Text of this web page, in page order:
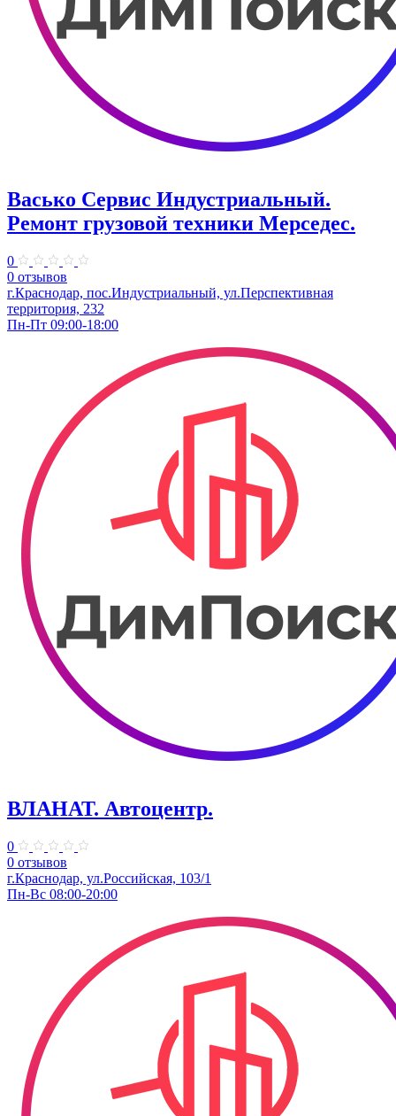
Васько Сервис Индустриальный.
Ремонт грузовой техники Мерседес.
0
0 отзывов
г.Краснодар, пос.Индустриальный, ул.Перспективная
территория, 232
Пн-Пт 09:00-18:00
ВЛАНАТ. Автоцентр.
0
0 отзывов
г.Краснодар, ул.Российская, 103/1
Пн-Вс 08:00-20:00